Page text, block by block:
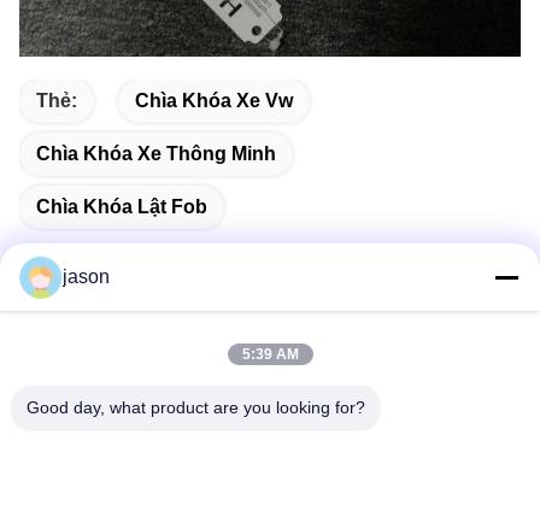
Thẻ: Chìa Khóa Xe Vw
Chìa Khóa Xe Thông Minh
Chìa Khóa Lật Fob
Địa chỉ
jason
5:39 AM
Good day, what product are you looking for?